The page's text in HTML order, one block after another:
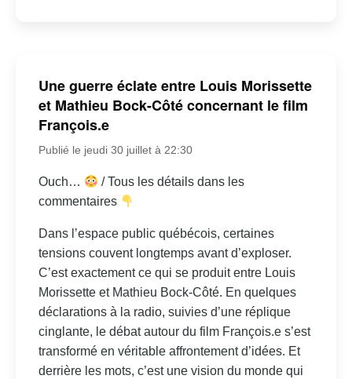
Une guerre éclate entre Louis Morissette
et Mathieu Bock-Côté concernant le film
François.e
Publié le jeudi 30 juillet à 22:30
Ouch…
/ Tous les détails dans les
commentaires
Dans l’espace public québécois, certaines
tensions couvent longtemps avant d’exploser.
C’est exactement ce qui se produit entre Louis
Morissette et Mathieu Bock-Côté. En quelques
déclarations à la radio, suivies d’une réplique
cinglante, le débat autour du film François.e s’est
transformé en véritable affrontement d’idées. Et
derrière les mots, c’est une vision du monde qui